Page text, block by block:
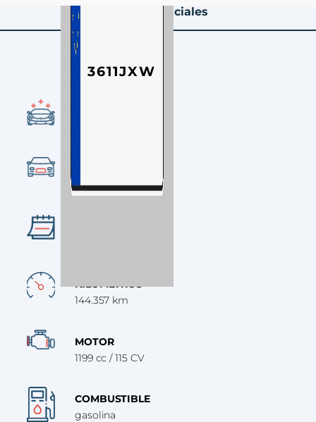
Datos Esenciales
3611JXW
SUV
KILÓMETROS
144.357 km
MOTOR
1199 cc / 115 CV
COMBUSTIBLE
gasolina